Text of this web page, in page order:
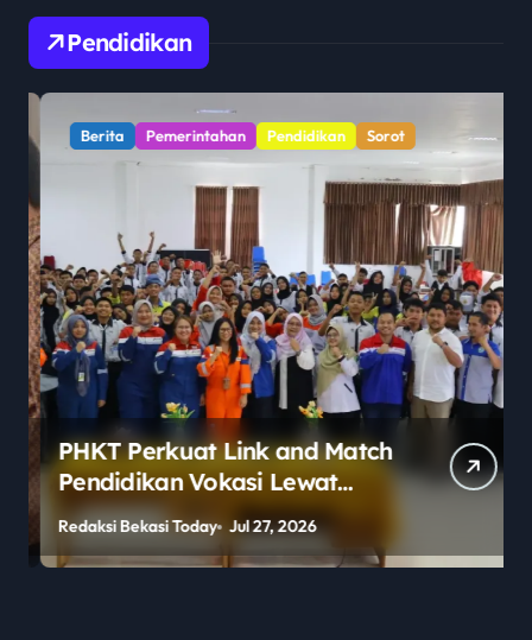
Pendidikan
Berita Pemerintahan Pendidikan Sorot
PHKT Perkuat Link and Match
Pendidikan Vokasi Lewat
Program Guru Tamu di SMKN
2 Penajam Paser Utara
Redaksi Bekasi Today Jul 27, 2026